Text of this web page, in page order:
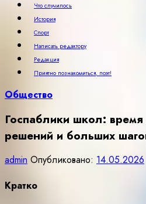
Что случилось
История
Спорт
Написать редактору
Редакция
Приятно познакомиться, поэт!
Общество
Госпаблики школ: время
решений и больших
admin Опубликовано: 14.05.2026
Кратко